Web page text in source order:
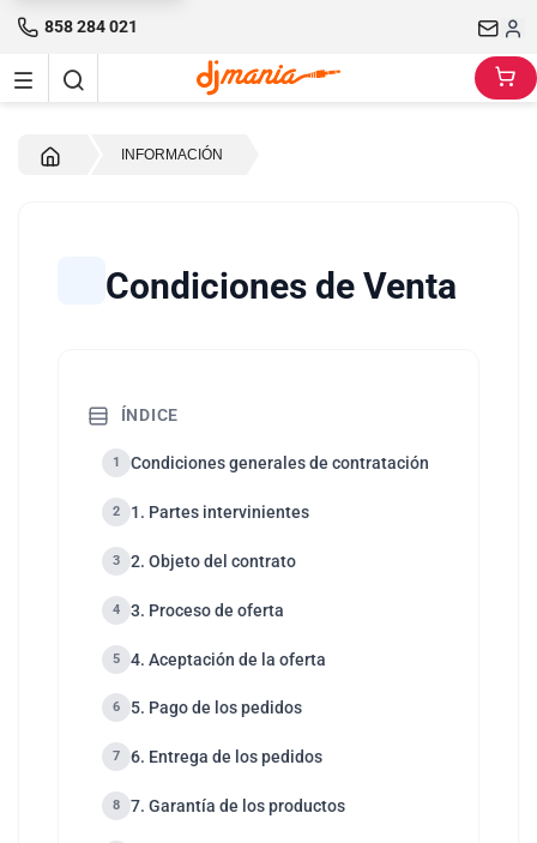
858 284 021
INFORMACIÓN
Condiciones de Venta
ÍNDICE
1 Condiciones generales de contratación
2 1. Partes intervinientes
3 2. Objeto del contrato
4 3. Proceso de oferta
5 4. Aceptación de la oferta
6 5. Pago de los pedidos
7 6. Entrega de los pedidos
8 7. Garantía de los productos